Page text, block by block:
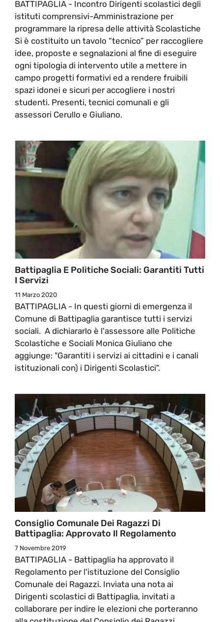
BATTIPAGLIA - Incontro Dirigenti scolastici degli
istituti comprensivi-Amministrazione per
programmare la ripresa delle attività Scolastiche
Si è costituito un tavolo “tecnico” per raccogliere
idee, proposte e segnalazioni al fine di eseguire
ogni tipologia di intervento utile a mettere in
campo progetti formativi ed a rendere fruibili
spazi idonei e sicuri per accogliere i nostri
studenti. Presenti, tecnici comunali e gli
assessori Cerullo e Giuliano.
Battipaglia E Politiche Sociali: Garantiti Tutti
I Servizi
11 Marzo 2020
BATTIPAGLIA - In questi giorni di emergenza il
Comune di Battipaglia garantisce tutti i servizi
sociali. A dichiararlo è l'assessore alle Politiche
Scolastiche e Sociali Monica Giuliano che
aggiunge: "Garantiti i servizi ai cittadini e i canali
istituzionali con) i Dirigenti Scolastici".
Consiglio Comunale Dei Ragazzi Di
Battipaglia: Approvato Il Regolamento
7 Novembre 2019
BATTIPAGLIA - Battipaglia ha approvato il
Regolamento per l'istituzione del Consiglio
Comunale dei Ragazzi. Inviata una nota ai
Dirigenti scolastici di Battipaglia, invitati a
collaborare per indire le elezioni che porteranno